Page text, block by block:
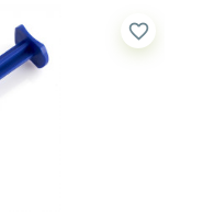
favorite_border